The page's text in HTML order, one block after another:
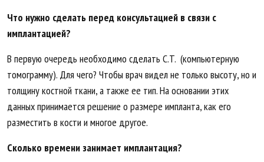
Что нужно сделать перед консультацией в связи с
имплантацией?
В первую очередь необходимо сделать C.T. (компьютерную
томограмму). Для чего? Чтобы врач видел не только высоту, но и
толщину костной ткани, а также ее тип. На основании этих
данных принимается решение о размере импланта, как его
разместить в кости и многое другое.
Сколько времени занимает имплантация?